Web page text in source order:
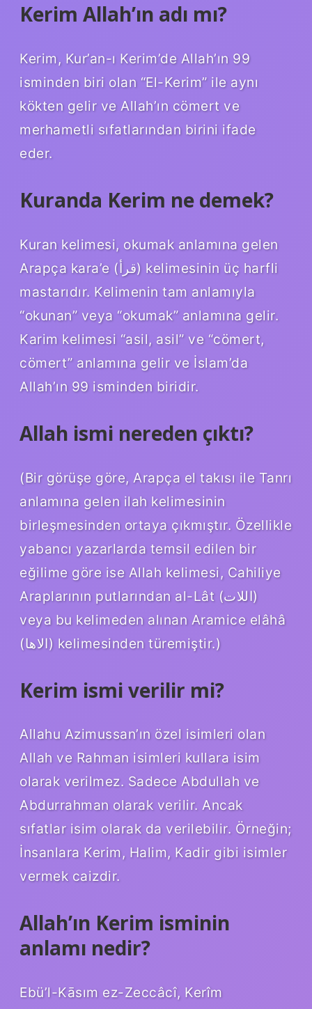
Kerim Allah’ın adı mı?
Kerim, Kur’an-ı Kerim’de Allah’ın 99
isminden biri olan “El-Kerim” ile aynı
kökten gelir ve Allah’ın cömert ve
merhametli sıfatlarından birini ifade
eder.
Kuranda Kerim ne demek?
Kuran kelimesi, okumak anlamına gelen
Arapça kara’e (قرأ) kelimesinin üç harfli
mastarıdır. Kelimenin tam anlamıyla
“okunan” veya “okumak” anlamına gelir.
Karim kelimesi “asil, asil” ve “cömert,
cömert” anlamına gelir ve İslam’da
Allah’ın 99 isminden biridir.
Allah ismi nereden çıktı?
(Bir görüşe göre, Arapça el takısı ile Tanrı
anlamına gelen ilah kelimesinin
birleşmesinden ortaya çıkmıştır. Özellikle
yabancı yazarlarda temsil edilen bir
eğilime göre ise Allah kelimesi, Cahiliye
Araplarının putlarından al-Lât (اللات)
veya bu kelimeden alınan Aramice elâhâ
(الاها) kelimesinden türemiştir.)
Kerim ismi verilir mi?
Allahu Azimussan’ın özel isimleri olan
Allah ve Rahman isimleri kullara isim
olarak verilmez. Sadece Abdullah ve
Abdurrahman olarak verilir. Ancak
sıfatlar isim olarak da verilebilir. Örneğin;
İnsanlara Kerim, Halim, Kadir gibi isimler
vermek caizdir.
Allah’ın Kerim isminin
anlamı nedir?
Ebü’l-Kāsım ez-Zeccâcî, Kerîm